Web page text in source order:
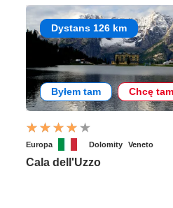
Dystans 126 km
Byłem tam Chcę
Europa Dolomity Veneto
Cala dell'Uzzo